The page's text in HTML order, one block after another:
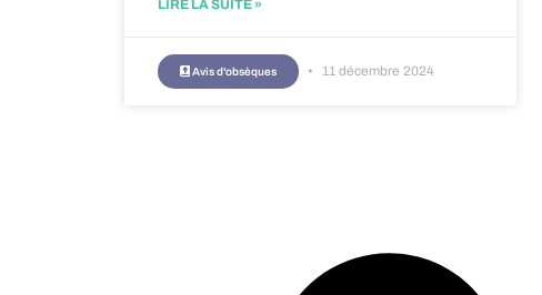
LIRE LA SUITE »
Avis d'obsèques 11 décembre 2024